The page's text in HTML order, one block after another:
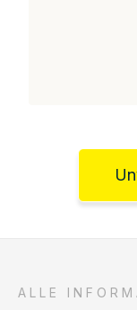
ALLE